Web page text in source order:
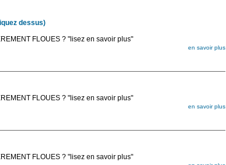
dessus)
FLOUES ? "lisez en savoir plus"
en savoir plus
FLOUES ? "lisez en savoir plus"
en savoir plus
FLOUES ? "lisez en savoir plus"